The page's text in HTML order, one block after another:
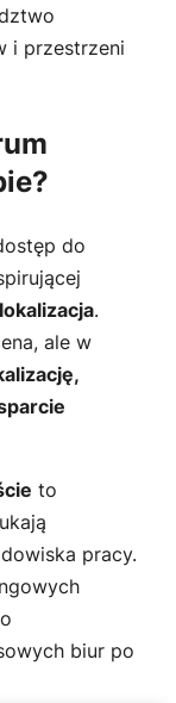
i przestrzeni
do
.
ale w
to
pracy.
biur po